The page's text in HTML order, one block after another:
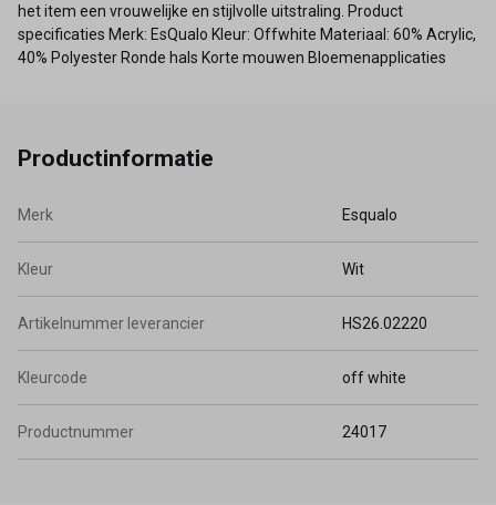
het item een vrouwelijke en stijlvolle uitstraling. Product
specificaties Merk: EsQualo Kleur: Offwhite Materiaal: 60% Acrylic,
40% Polyester Ronde hals Korte mouwen Bloemenapplicaties
Productinformatie
Merk Esqualo
Kleur Wit
Artikelnummer leverancier HS26.02220
Kleurcode off white
Productnummer 24017